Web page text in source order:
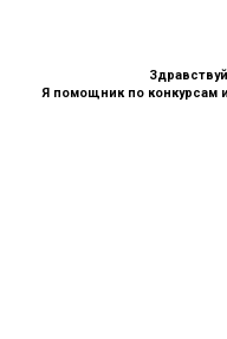
Я помощник по конкурсам